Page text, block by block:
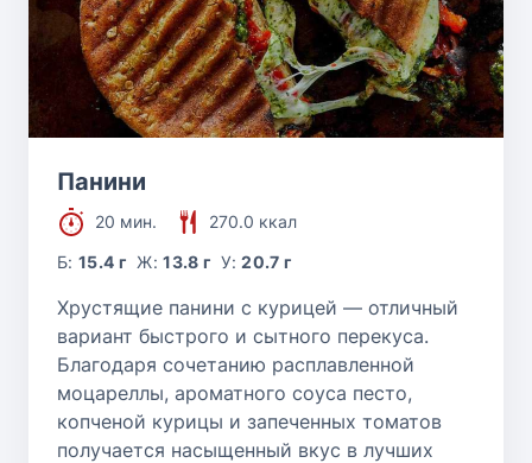
Панини
20 мин.
270.0 ккал
Б:15.4 г Ж:13.8 г У:20.7 г
Хрустящие панини с курицей — отличный
вариант быстрого и сытного перекуса.
Благодаря сочетанию расплавленной
моцареллы, ароматного соуса песто,
копченой курицы и запеченных томатов
получается насыщенный вкус в лучших